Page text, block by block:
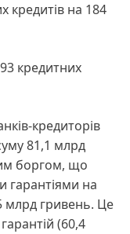
кредитів на 184
кредитних
кредиторів
81,1 млрд
боргом, що
гарантіями на
млрд гривень. Це
(60,4